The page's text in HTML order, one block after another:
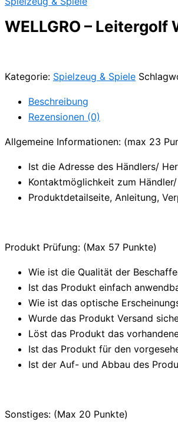
WELLGRO – Leitergolf
Kategorie: Spielzeug & Spiele
Beschreibung
Rezensionen (0)
Allgemeine Informationen: (max 23
Ist die Adresse des Händlers/
Kontaktmöglichkeit zum
Produktdetailseite, Anleitung,
Produkt Prüfung: (Max 57 Punkte)
Wie ist die Qualität der
Ist das Produkt einfach
Wie ist das optische
Wurde das Produkt Versand
Löst das Produkt das
Ist das Produkt für den
Ist der Auf- und Abbau des
Sonstiges: (Max 20 Punkte)